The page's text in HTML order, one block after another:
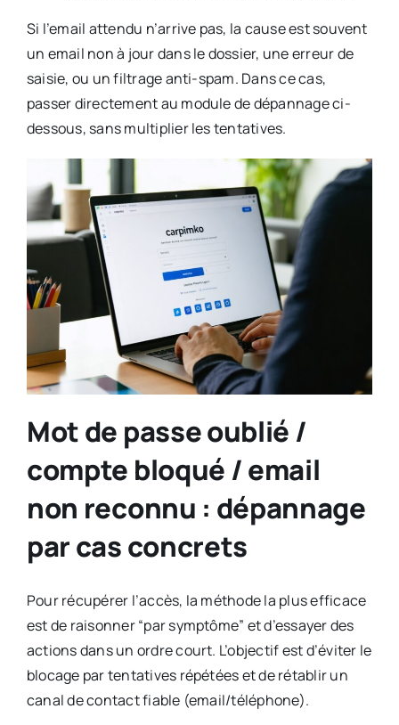
Si l’email attendu n’arrive pas, la cause est souvent
un email non à jour dans le dossier, une erreur de
saisie, ou un filtrage anti-spam. Dans ce cas,
passer directement au module de dépannage ci-
dessous, sans multiplier les tentatives.
Mot de passe oublié /
compte bloqué / email
non reconnu : dépannage
par cas concrets
Pour récupérer l’accès, la méthode la plus efficace
est de raisonner “par symptôme” et d’essayer des
actions dans un ordre court. L’objectif est d’éviter le
blocage par tentatives répétées et de rétablir un
canal de contact fiable (email/téléphone).